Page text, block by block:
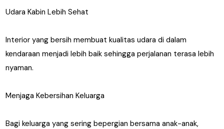
Udara Kabin Lebih Sehat
Interior yang bersih membuat kualitas udara di dalam
kendaraan menjadi lebih baik sehingga perjalanan terasa lebih
nyaman.
Menjaga Kebersihan Keluarga
Bagi keluarga yang sering bepergian bersama anak-anak,